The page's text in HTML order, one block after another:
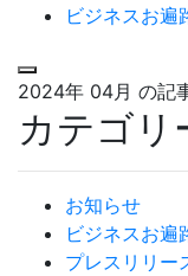
ビジネスお遍
2024年 04月 の記
カテゴリ
お知らせ
ビジネスお遍
プレスリリー